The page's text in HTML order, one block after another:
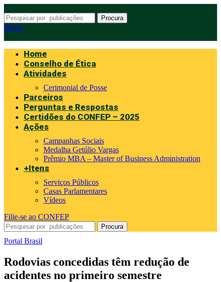
Procura
Menu
Home
Conselho de Ética
Atividades
Cerimonial de Posse
Parceiros
Perguntas e Respostas
Certidões do CONFEP – 2025
Ações
Campanhas Sociais
Medalha Getúlio Vargas
Prêmio MBA – Master of Business Administration
+Itens
Serviços Públicos
Casas Parlamentares
Vídeos
Filie-se ao CONFEP
Procura
Portal Brasil
Rodovias concedidas têm redução de
acidentes no primeiro semestre